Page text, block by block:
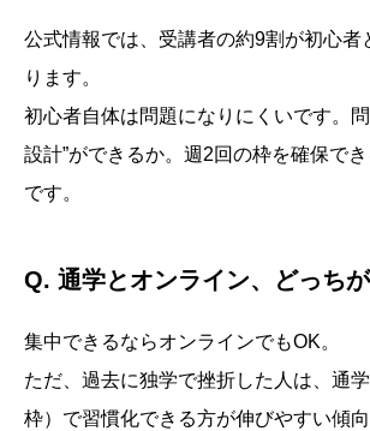
公式情報では、受講者の約9割が初心者
ります。
初心者自体は問題になりにくいです。
設計”ができるか。週2回の枠を確保で
です。
Q. 通学とオンライン、どっち
集中できるならオンラインでもOK。
ただ、過去に独学で挫折した人は、通
枠）で習慣化できる方が伸びやすい傾向